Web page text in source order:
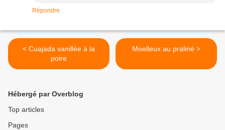
Répondre
< Cuajada vanillée à la
poire
Moelleux au praliné >
Hébergé par Overblog
Top articles
Pages